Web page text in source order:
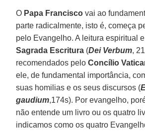
O Papa Francisco vai ao
parte radicalmente, isto é, começa
pelo Evangelho. A leitura espiritual
Sagrada Escritura (Dei Verbum,
recomendados peloConcílio
ele, de fundamental importância,
suas homilias e os seus discursos (
gaudium,174s). Por evangelho,
não entende um livro ou os quatro
indicamos como os quatro